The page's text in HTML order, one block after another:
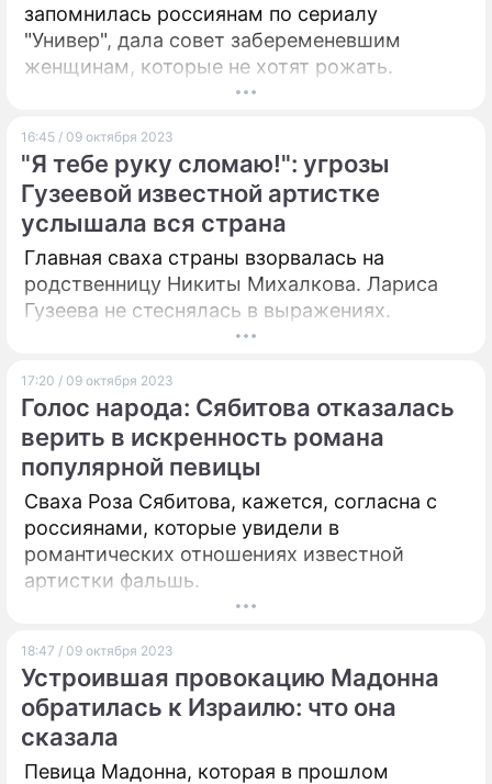
запомнилась россиянам по сериалу
"Универ", дала совет забеременевшим
женщинам, которые не хотят рожать.
16:45 / 09 октября 2023
"Я тебе руку сломаю!": угрозы
Гузеевой известной артистке
услышала вся страна
Главная сваха страны взорвалась на
родственницу Никиты Михалкова. Лариса
Гузеева не стеснялась в выражениях.
17:20 / 09 октября 2023
Голос народа: Сябитова отказалась
верить в искренность романа
популярной певицы
Сваха Роза Сябитова, кажется, согласна с
россиянами, которые увидели в
романтических отношениях известной
артистки фальшь.
18:47 / 09 октября 2023
Устроившая провокацию Мадонна
обратилась к Израилю: что она
сказала
Певица Мадонна, которая в прошлом